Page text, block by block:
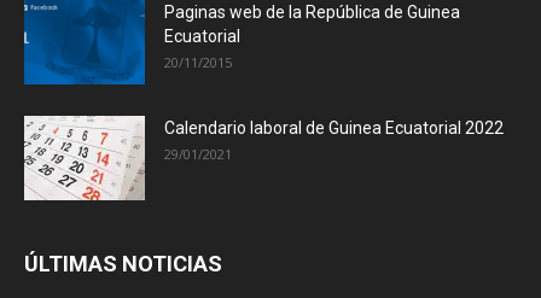
Paginas web de la República de Guinea
Ecuatorial
20/11/2015
Calendario laboral de Guinea Ecuatorial 2022
29/01/2021
ÚLTIMAS NOTICIAS